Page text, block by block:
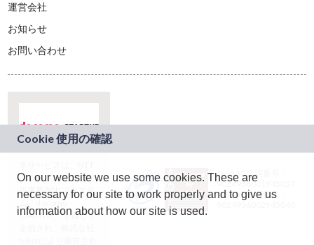
運営会社
お知らせ
お問い合わせ
ドコモグループの新
規事業創出プログラ
ム「docomo
STARTUP」を通じて
JASRAC許諾番号：
9024936001Y45037
JASRAC許諾番号：
On our website we use some cookies. These are
necessary for our site to work properly and to give us
information about how our site is used.